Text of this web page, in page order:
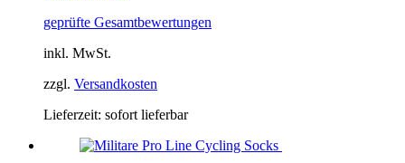
weist
Die
können
auf
der
geprüfte Gesamtbewertungen
inkl. MwSt.
zzgl. Versandkosten
Lieferzeit: sofort lieferbar